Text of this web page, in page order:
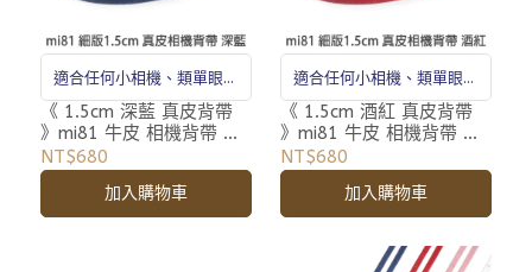
適合任何小相機、類單眼相
機、微單眼相機
《 1.5cm 深藍 真皮背帶
》mi81 牛皮 相機背帶 細
版 頸帶
NT$680
加入購物車
適合任何小相機、類單眼相
機、微單眼相機
《 1.5cm 酒紅 真皮背帶
》mi81 牛皮 相機背帶 細
版 頸帶
NT$680
加入購物車